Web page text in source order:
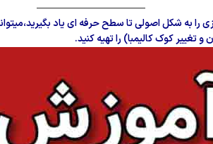
———————————
را به شکل اصولی تا سطح حرفه ای یاد بگیرید
تغییر کوک کالیمبا) را تهیه کنید.